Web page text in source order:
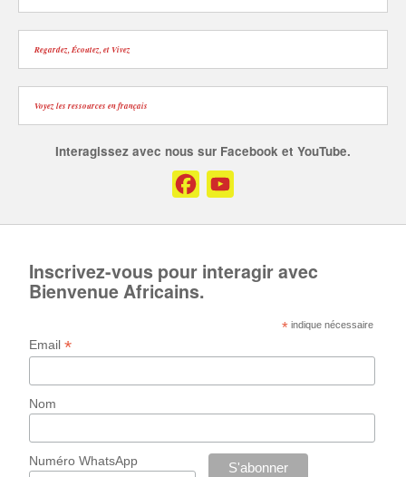
Regardez, Écoutez, et Vivez
Voyez les ressources en français
Interagissez avec nous sur Facebook et YouTube.
Facebook
Inscrivez-vous pour interagir avec
Bienvenue Africains.
* indique nécessaire
Email*
Nom
Numéro WhatsApp